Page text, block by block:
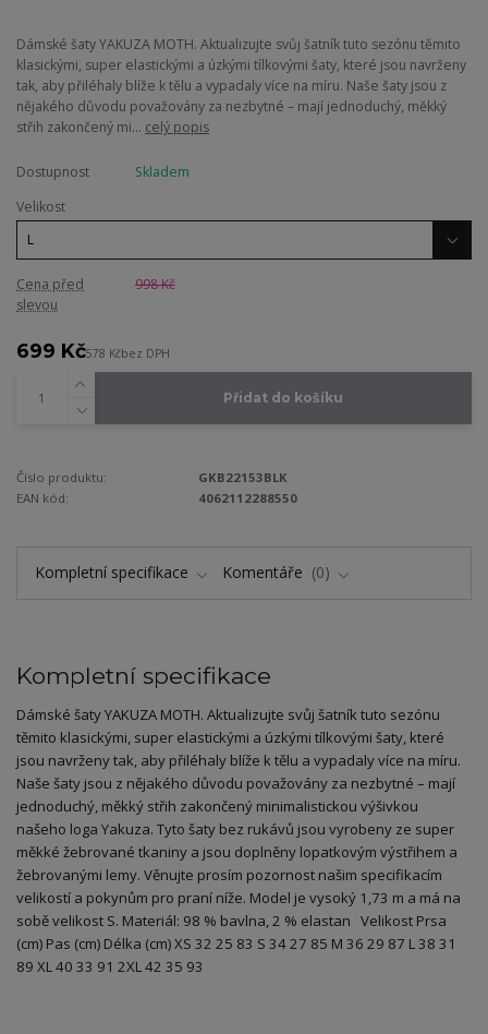
Dámské šaty YAKUZA MOTH. Aktualizujte svůj šatník tuto sezónu těmito
klasickými, super elastickými a úzkými tílkovými šaty, které jsou navrženy
tak, aby přiléhaly blíže k tělu a vypadaly více na míru. Naše šaty jsou z
nějakého důvodu považovány za nezbytné – mají jednoduchý, měkký
střih zakončený mi... celý popis
Dostupnost
Skladem
Velikost
Cena před
slevou
998 Kč
699 Kč578 Kčbez DPH
Přidat do košíku
Číslo produktu:
GKB22153BLK
EAN kód:
4062112288550
Kompletní specifikace Komentáře 0
Kompletní specifikace
Dámské šaty YAKUZA MOTH. Aktualizujte svůj šatník tuto sezónu
těmito klasickými, super elastickými a úzkými tílkovými šaty, které
jsou navrženy tak, aby přiléhaly blíže k tělu a vypadaly více na míru.
Naše šaty jsou z nějakého důvodu považovány za nezbytné – mají
jednoduchý, měkký střih zakončený minimalistickou výšivkou
našeho loga Yakuza. Tyto šaty bez rukávů jsou vyrobeny ze super
měkké žebrované tkaniny a jsou doplněny lopatkovým výstřihem a
žebrovanými lemy. Věnujte prosím pozornost našim specifikacím
velikostí a pokynům pro praní níže. Model je vysoký 1,73 m a má na
sobě velikost S. Materiál: 98 % bavlna, 2 % elastan Velikost Prsa
(cm) Pas (cm) Délka (cm) XS 32 25 83 S 34 27 85 M 36 29 87 L 38 31
89 XL 40 33 91 2XL 42 35 93